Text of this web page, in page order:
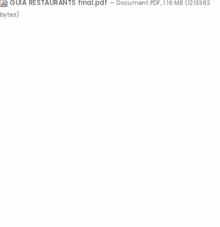
GUIA RESTAURANTS final.pdf — Document PDF, 1.16 MB (1213362
bytes)